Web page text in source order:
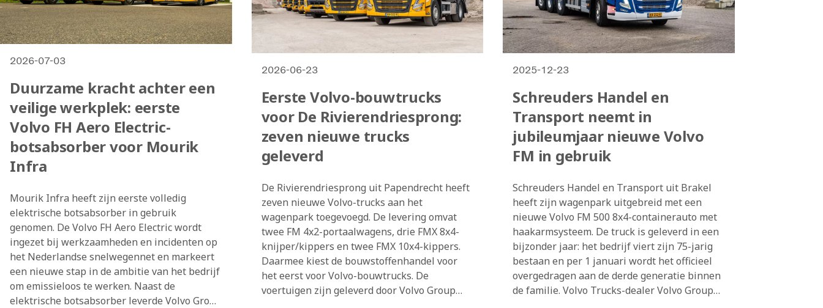
2026-07-03
Duurzame kracht achter een
veilige werkplek: eerste
Volvo FH Aero Electric-
botsabsorber voor Mourik
Infra
Mourik Infra heeft zijn eerste volledig
elektrische botsabsorber in gebruik
genomen. De Volvo FH Aero Electric wordt
ingezet bij werkzaamheden en incidenten op
het Nederlandse snelwegennet en markeert
een nieuwe stap in de ambitie van het bedrijf
om emissieloos te werken. Naast de
elektrische botsabsorber leverde Volvo Group
2026-06-23
Eerste Volvo-bouwtrucks
voor De Rivierendriesprong:
zeven nieuwe trucks
geleverd
De Rivierendriesprong uit Papendrecht heeft
zeven nieuwe Volvo-trucks aan het
wagenpark toegevoegd. De levering omvat
twee FM 4x2-portaalwagens, drie FMX 8x4-
knijper/kippers en twee FMX 10x4-kippers.
Daarmee kiest de bouwstoffenhandel voor
het eerst voor Volvo-bouwtrucks. De
voertuigen zijn geleverd door Volvo Group
2025-12-23
Schreuders Handel en
Transport neemt in
jubileumjaar nieuwe Volvo
FM in gebruik
Schreuders Handel en Transport uit Brakel
heeft zijn wagenpark uitgebreid met een
nieuwe Volvo FM 500 8x4-containerauto met
haakarmsysteem. De truck is geleverd in een
bijzonder jaar: het bedrijf viert zijn 75-jarig
bestaan en per 1 januari wordt het officieel
overgedragen aan de derde generatie binnen
de familie. Volvo Trucks-dealer Volvo Group